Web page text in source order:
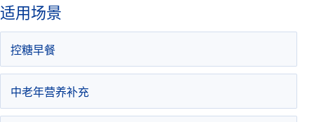
适用场景
控糖早餐
中老年营养补充